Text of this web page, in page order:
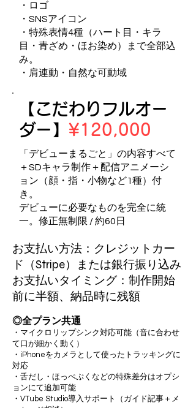
・ロゴ
・SNSアイコン
・特殊表情4種（ハート目・キラ
目・青ざめ・ほお染め）まで全部込
み。
・肩連動・自然な可動域
【こだわりフルオー
ダー】 ¥120,000
「デビューまるごと」の内容すべて
＋SDキャラ制作＋配信アニメーシ
ョン（顔・指・小物など1種）付
き。
デビューに必要なものを完全に統
一。修正無制限 / 約60日
お支払い方法：クレジットカー
ド（Stripe）または銀行振り込み
お支払いタイミング：制作開始
前に半額、納品時に残額
◎全プラン共通
・マイクロリップシンク対応可能（音に合わせ
て口が細かく動く）
・iPhoneをカメラとして使ったトラッキングに
対応
・舌だし・ほっぺぷくなどの特殊差分はオプシ
ョンにて追加可能
・VTube Studio導入サポート（ガイド記事＋メ